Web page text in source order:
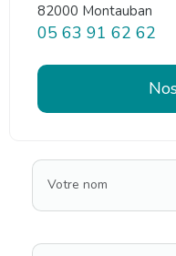
82000 Montauban
05 63 91 62 62
Votre nom